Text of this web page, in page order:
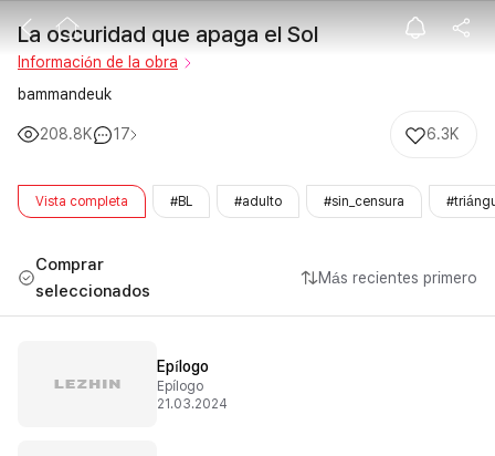
La oscuridad
La oscuridad que apaga el Sol
Información de la obra
bammandeuk
208.8K 17 6.3K
Vista completa #BL #adulto #sin_censura
Comprar
seleccionados
Más recientes primero
Epílogo
Epílogo
21.03.2024